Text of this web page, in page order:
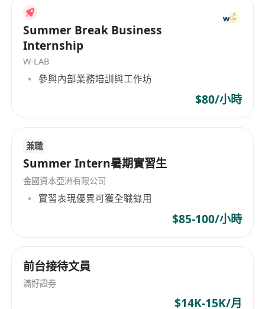
全程投入，三年可上車買樓
助您走向 - 財務及時間自由
（需DSE/CE五科及格）不聘請暑期工
中五 DSE 大專 大學 在職媽媽 也可申請（歡迎銀行
學歷要求：需符合中或英+數，五科及格或同等學歷
（完成資歷架構三/毅進課程均可以）
入職薪酬：底薪15,000-35,000 (視乎過往工作經驗
待遇及福利：
收入無上限
多元化財務支援計劃（收入更穩定）
Summer Break Business
Internship
W-LAB
參與內部業務培訓與工作坊
$80/小時
兼職
Summer Intern暑期實習生
金國資本亞洲有限公司
實習表現優異可獲全職錄用
$85-100/小時
前台接待文員
滿好證券
$14K-15K/月